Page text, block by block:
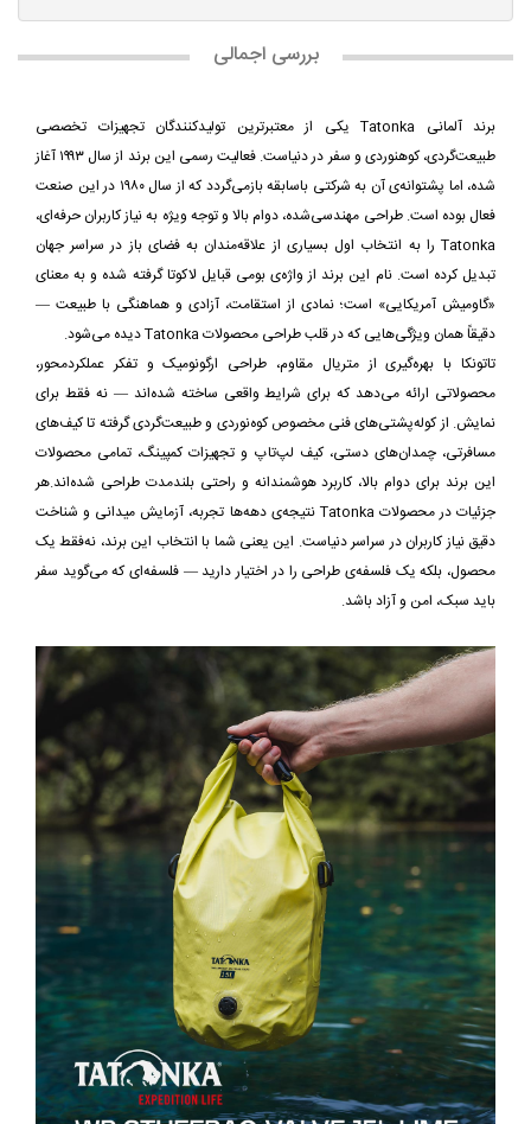
بررسی اجمالی
برند آلمانی Tatonka یکی از معتبرترین تولیدکنندگان تجهیزات تخصصی
طبیعت‌گردی، کوهنوردی و سفر در دنیاست. فعالیت رسمی این برند از سال ۱۹۹۳ آغاز
شده، اما پشتوانه‌ی آن به شرکتی باسابقه بازمی‌گردد که از سال ۱۹۸۰ در این صنعت
فعال بوده است. طراحی مهندسی‌شده، دوام بالا و توجه ویژه به نیاز کاربران حرفه‌ای،
Tatonka را به انتخاب اول بسیاری از علاقه‌مندان به فضای باز در سراسر جهان
تبدیل کرده است. نام این برند از واژه‌ی بومی قبایل لاکوتا گرفته شده و به معنای
«گاومیش آمریکایی» است؛ نمادی از استقامت، آزادی و هماهنگی با طبیعت —
دقیقاً همان ویژگی‌هایی که در قلب طراحی محصولات Tatonka دیده می‌شود.
تاتونکا با بهره‌گیری از متریال مقاوم، طراحی ارگونومیک و تفکر عملکردمحور،
محصولاتی ارائه می‌دهد که برای شرایط واقعی ساخته شده‌اند — نه فقط برای
نمایش. از کوله‌پشتی‌های فنی مخصوص کوه‌نوردی و طبیعت‌گردی گرفته تا کیف‌های
مسافرتی، چمدان‌های دستی، کیف لپ‌تاپ و تجهیزات کمپینگ، تمامی محصولات
این برند برای دوام بالا، کاربرد هوشمندانه و راحتی بلندمدت طراحی شده‌اند.هر
جزئیات در محصولات Tatonka نتیجه‌ی دهه‌ها تجربه، آزمایش‌ میدانی و شناخت
دقیق نیاز کاربران در سراسر دنیاست. این یعنی شما با انتخاب این برند، نه‌فقط یک
محصول، بلکه یک فلسفه‌ی طراحی را در اختیار دارید — فلسفه‌ای که می‌گوید سفر
باید سبک، امن و آزاد باشد.